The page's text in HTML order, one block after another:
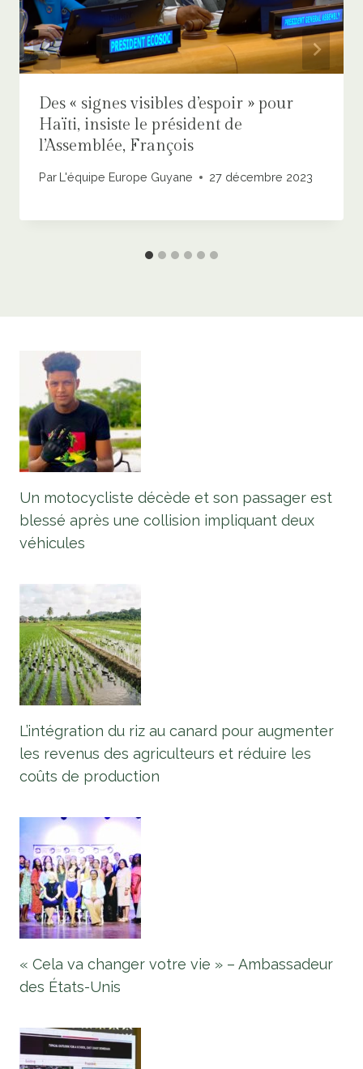
Des « signes visibles d’espoir » pour
Haïti, insiste le président de
l’Assemblée, François
Par L'équipe Europe Guyane 27 décembre 2023
Un motocycliste décède et son passager est
blessé après une collision impliquant deux
véhicules
L’intégration du riz au canard pour augmenter
les revenus des agriculteurs et réduire les
coûts de production
« Cela va changer votre vie » – Ambassadeur
des États-Unis